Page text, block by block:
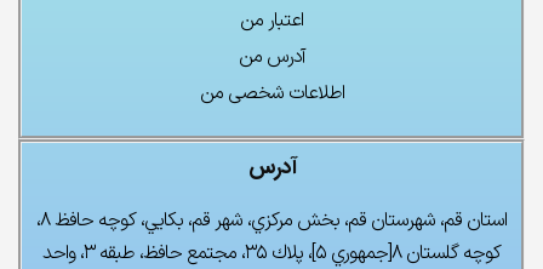
اعتبار من
آدرس من
اطلاعات شخصی من
آدرس
استان قم، شهرستان قم، بخش مركزي، شهر قم، بكايي، كوچه حافظ ۸،
كوچه گلستان ۸[جمهوري ۵]، پلاك ۳۵، مجتمع حافظ، طبقه ۳، واحد